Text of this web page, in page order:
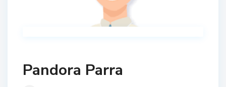
Pandora Parra